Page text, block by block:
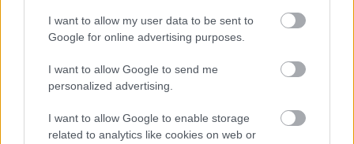
I want to allow my user data to be sent to
Google for online advertising purposes.
I want to allow Google to send me
personalized advertising.
I want to allow Google to enable storage
related to analytics like cookies on web or
15:00
4 bf
16:00
4 bf
17:00
33°